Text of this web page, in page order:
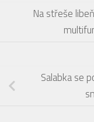
Na střeše
Salabka se